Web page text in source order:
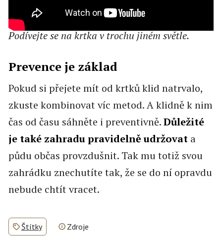
Podívejte se na krtka v trochu jiném světle.
Prevence je základ
Pokud si přejete mít od krtků klid natrvalo,
zkuste kombinovat víc metod. A klidně k nim
čas od času sáhněte i preventivně.Důležité
je také zahradu pravidelně udržovata
půdu občas provzdušnit. Tak mu totiž svou
zahrádku znechutíte tak, že se do ní opravdu
nebude chtít vracet.
Štítky Zdroje